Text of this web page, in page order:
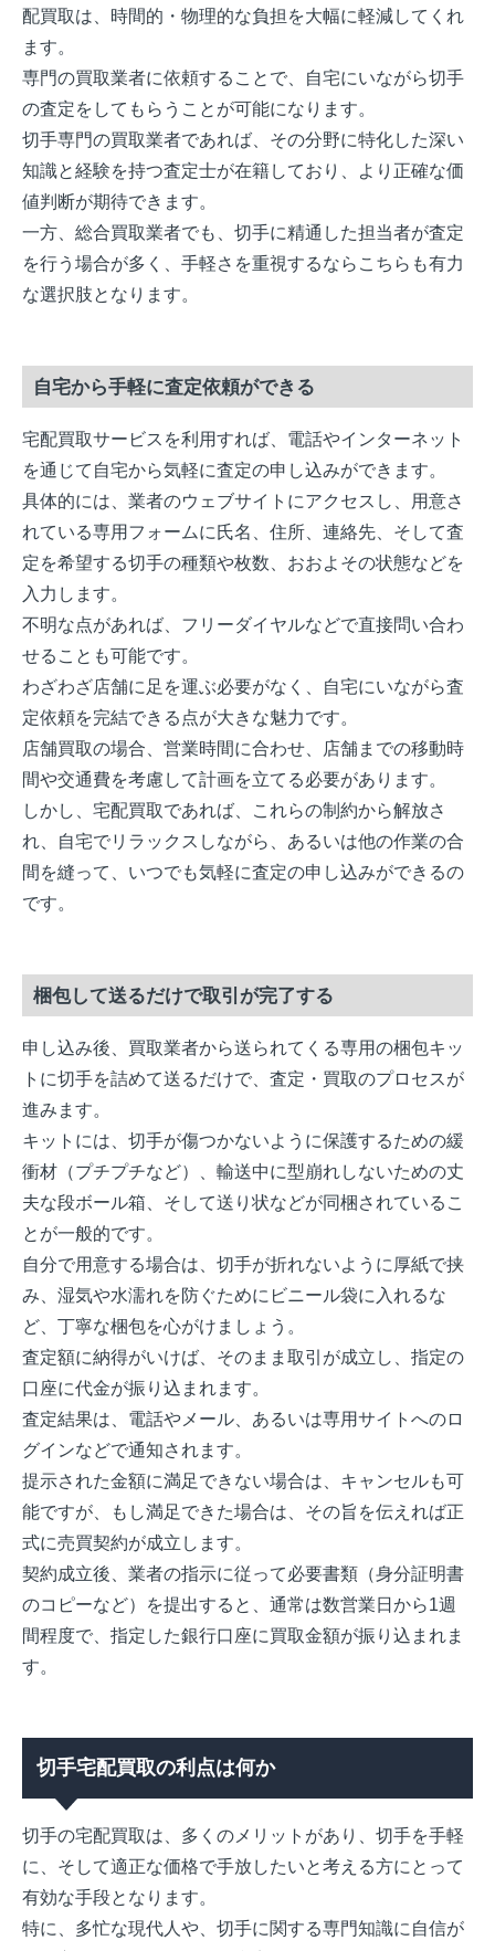
配買取は、時間的・物理的な負担を大幅に軽減してくれ
ます。
専門の買取業者に依頼することで、自宅にいながら切手
の査定をしてもらうことが可能になります。
切手専門の買取業者であれば、その分野に特化した深い
知識と経験を持つ査定士が在籍しており、より正確な価
値判断が期待できます。
一方、総合買取業者でも、切手に精通した担当者が査定
を行う場合が多く、手軽さを重視するならこちらも有力
な選択肢となります。
自宅から手軽に査定依頼ができる
宅配買取サービスを利用すれば、電話やインターネット
を通じて自宅から気軽に査定の申し込みができます。
具体的には、業者のウェブサイトにアクセスし、用意さ
れている専用フォームに氏名、住所、連絡先、そして査
定を希望する切手の種類や枚数、おおよその状態などを
入力します。
不明な点があれば、フリーダイヤルなどで直接問い合わ
せることも可能です。
わざわざ店舗に足を運ぶ必要がなく、自宅にいながら査
定依頼を完結できる点が大きな魅力です。
店舗買取の場合、営業時間に合わせ、店舗までの移動時
間や交通費を考慮して計画を立てる必要があります。
しかし、宅配買取であれば、これらの制約から解放さ
れ、自宅でリラックスしながら、あるいは他の作業の合
間を縫って、いつでも気軽に査定の申し込みができるの
です。
梱包して送るだけで取引が完了する
申し込み後、買取業者から送られてくる専用の梱包キッ
トに切手を詰めて送るだけで、査定・買取のプロセスが
進みます。
キットには、切手が傷つかないように保護するための緩
衝材（プチプチなど）、輸送中に型崩れしないための丈
夫な段ボール箱、そして送り状などが同梱されているこ
とが一般的です。
自分で用意する場合は、切手が折れないように厚紙で挟
み、湿気や水濡れを防ぐためにビニール袋に入れるな
ど、丁寧な梱包を心がけましょう。
査定額に納得がいけば、そのまま取引が成立し、指定の
口座に代金が振り込まれます。
査定結果は、電話やメール、あるいは専用サイトへのロ
グインなどで通知されます。
提示された金額に満足できない場合は、キャンセルも可
能ですが、もし満足できた場合は、その旨を伝えれば正
式に売買契約が成立します。
契約成立後、業者の指示に従って必要書類（身分証明書
のコピーなど）を提出すると、通常は数営業日から1週
間程度で、指定した銀行口座に買取金額が振り込まれま
す。
切手宅配買取の利点は何か
切手の宅配買取は、多くのメリットがあり、切手を手軽
に、そして適正な価格で手放したいと考える方にとって
有効な手段となります。
特に、多忙な現代人や、切手に関する専門知識に自信が